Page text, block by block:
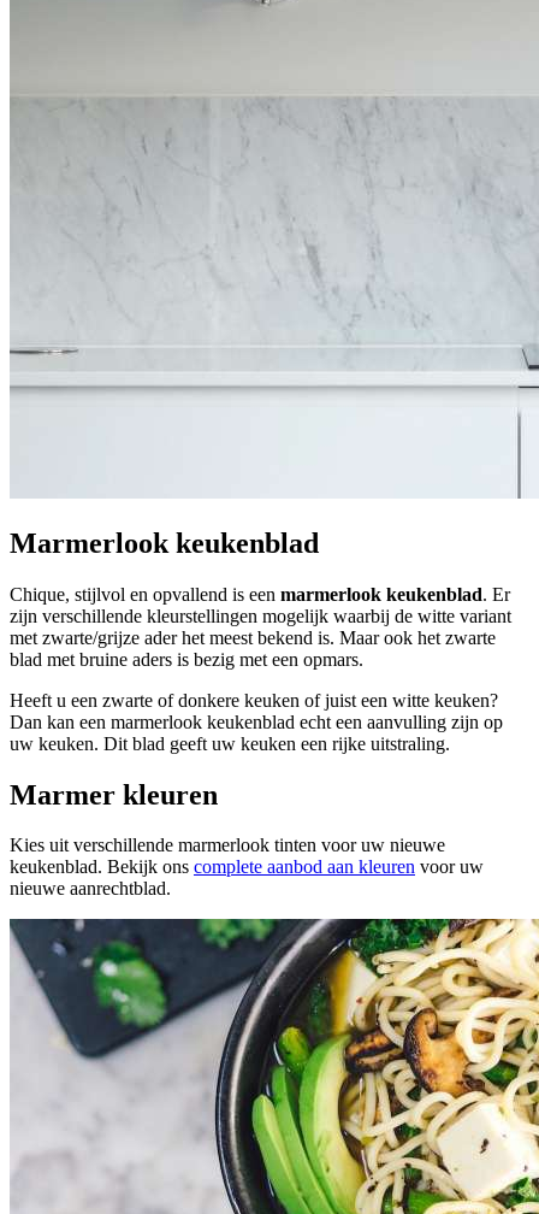
Marmerlook keukenblad
Chique, stijlvol en opvallend is een marmerlook keukenblad. Er
zijn verschillende kleurstellingen mogelijk waarbij de witte variant
met zwarte/grijze ader het meest bekend is. Maar ook het zwarte
blad met bruine aders is bezig met een opmars.
Heeft u een zwarte of donkere keuken of juist een witte keuken?
Dan kan een marmerlook keukenblad echt een aanvulling zijn op
uw keuken. Dit blad geeft uw keuken een rijke uitstraling.
Marmer kleuren
Kies uit verschillende marmerlook tinten voor uw nieuwe
keukenblad. Bekijk ons complete aanbod aan kleuren voor uw
nieuwe aanrechtblad.